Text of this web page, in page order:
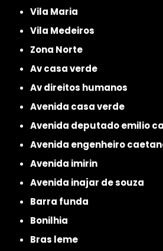
Vila Maria
Vila Medeiros
Zona Norte
av casa verde
av direitos humanos
avenida casa verde
avenida deputado emilio
avenida engenheiro
avenida imirin
avenida inajar de souza
barra funda
bonilhia
bras leme